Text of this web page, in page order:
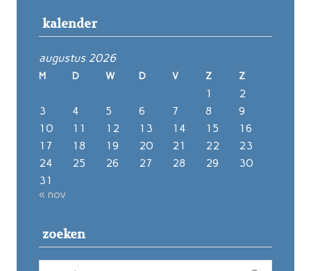
kalender
augustus 2026
M D W D V Z Z
1
2
3
4 5 6 7 8
9
10
11 12 13 14 15
16
17
18 19 20 21 22
23
24
25 26 27 28 29
30
31
« nov
zoeken